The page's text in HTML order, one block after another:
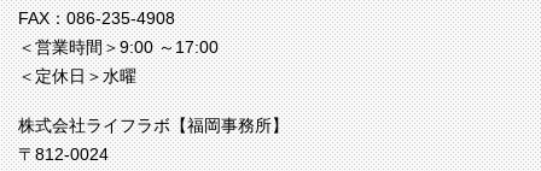
FAX：086-235-4908
＜営業時間＞9:00 ～17:00
＜定休日＞水曜
株式会社ライフラボ【福岡事務所】
〒812-0024